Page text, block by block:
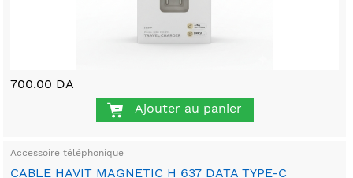
700.00 DA
Ajouter au panier
Accessoire téléphonique
CABLE HAVIT MAGNETIC H 637 DATA TYPE-C